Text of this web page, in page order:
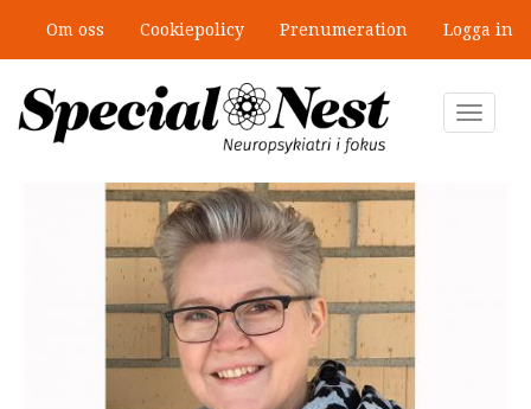
huvudinnehåll
Om oss Cookiepolicy Prenumeration Logga in
Toggle
”Jobbet gick bra – just därför togs
stödet bort”